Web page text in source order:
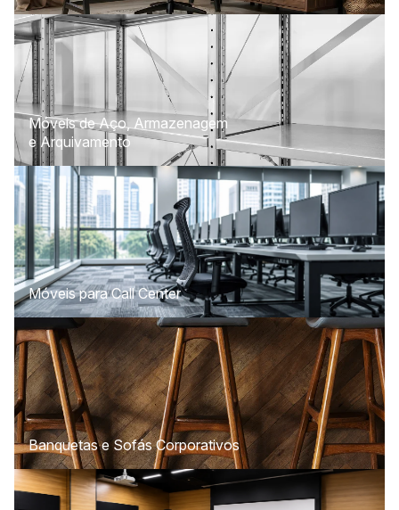
Móveis de Aço, Armazenagem
e Arquivamento
Móveis para Call Center
Banquetas e Sofás Corporativos